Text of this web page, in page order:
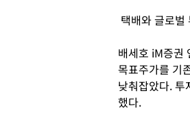
택배와 글로벌
배세호 iM증권
목표주가를 기
낮춰잡았다. 투
했다.